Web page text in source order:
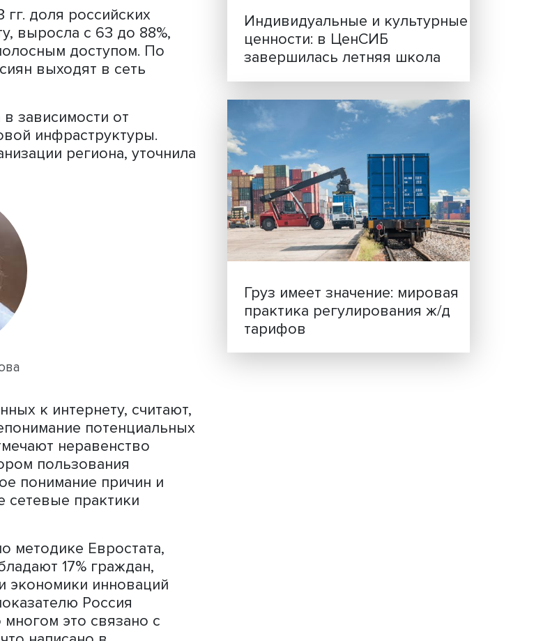
в России и в мире.
науки и инноваций
что Институт ведет
а также использует
технологии оказывают
поэтому важно изучать и
из негативных эффектов
2023 гг. доля российских
выросла с 63 до 88%,
доступом. По
россиян выходят в сеть
в зависимости от
цифровой инфраструктуры.
урбанизации региона, уточнила
Индивидуальные и
ценности: в ЦенСИБ
завершилась летняя